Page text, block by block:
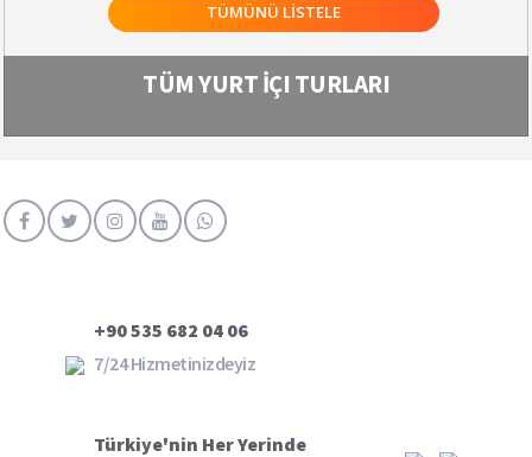
TÜM YURT İÇI TURLARI
TÜMÜNÜ LİSTELE
+90 535 682 04 06
7/24 Hizmetinizdeyiz
Türkiye'nin Her Yerinde